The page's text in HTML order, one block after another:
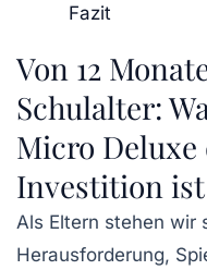
Fazit
Von 12
Schulalter:
Micro Deluxe
Investition ist
Als Eltern stehen wir
Herausforderung,